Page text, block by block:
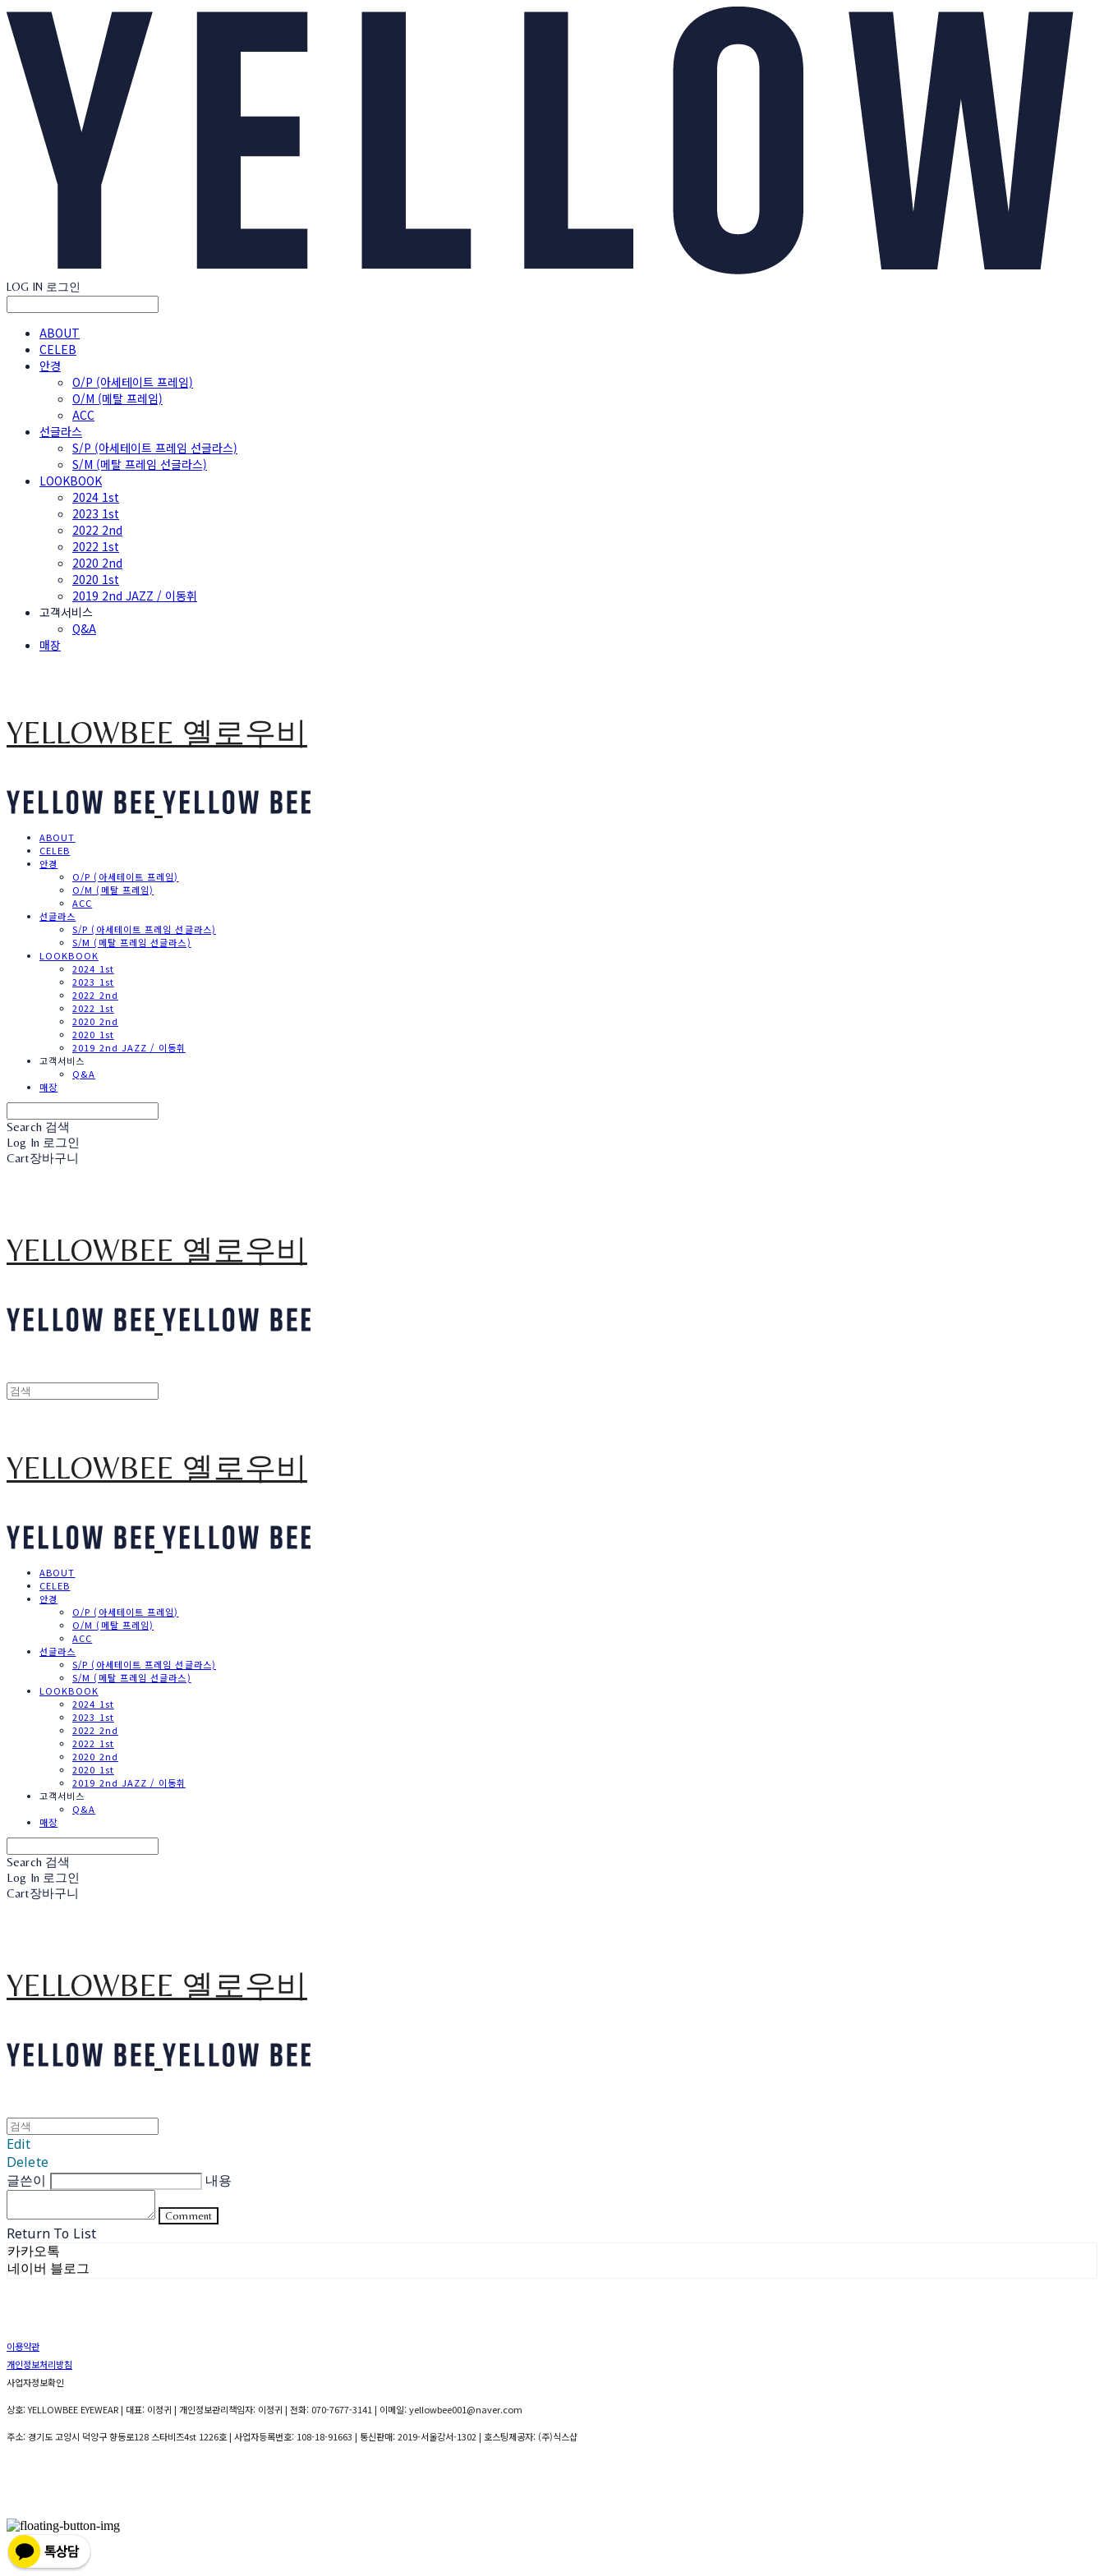
LOG IN 로그인
ABOUT
CELEB
안경
O/P (아세테이트 프레임)
O/M (메탈 프레임)
ACC
선글라스
S/P (아세테이트 프레임 선글라스)
S/M (메탈 프레임 선글라스)
LOOKBOOK
2024 1st
2023 1st
2022 2nd
2022 1st
2020 2nd
2020 1st
2019 2nd JAZZ / 이동휘
고객서비스
Q&A
매장
YELLOWBEE 옐로우비
ABOUT
CELEB
안경
O/P (아세테이트 프레임)
O/M (메탈 프레임)
ACC
선글라스
S/P (아세테이트 프레임 선글라스)
S/M (메탈 프레임 선글라스)
LOOKBOOK
2024 1st
2023 1st
2022 2nd
2022 1st
2020 2nd
2020 1st
2019 2nd JAZZ / 이동휘
고객서비스
Q&A
매장
Search 검색
Log In 로그인
Cart장바구니
YELLOWBEE 옐로우비
YELLOWBEE 옐로우비
ABOUT
CELEB
안경
O/P (아세테이트 프레임)
O/M (메탈 프레임)
ACC
선글라스
S/P (아세테이트 프레임 선글라스)
S/M (메탈 프레임 선글라스)
LOOKBOOK
2024 1st
2023 1st
2022 2nd
2022 1st
2020 2nd
2020 1st
2019 2nd JAZZ / 이동휘
고객서비스
Q&A
매장
Search 검색
Log In 로그인
Cart장바구니
YELLOWBEE 옐로우비
Edit
Delete
글쓴이
내용
Comment
Return To List
카카오톡
네이버 블로그
이용약관
개인정보처리방침
사업자정보확인
상호: YELLOWBEE EYEWEAR | 대표: 이정귀 | 개인정보관리책임자: 이정귀 | 전화: 070-7677-3141 | 이메일: yellowbee001@naver.com
주소: 경기도 고양시 덕양구 향동로128 스타비즈4st 1226호 | 사업자등록번호: 108-18-91663 | 통신판매:2019-서울강서-1302 | 호스팅제공자: (주)식스샵